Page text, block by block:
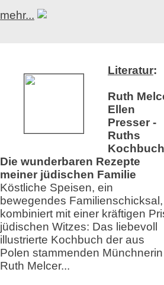
mehr...
Literatur:
Ruth
Ellen
Presser -
Ruths
Die wunderbaren Rezepte
meiner jüdischen Familie
Köstliche Speisen, ein
bewegendes Familienschicksal,
kombiniert mit einer kräftigen
jüdischen Witzes: Das liebevoll
illustrierte Kochbuch der aus
Polen stammenden Münchnerin
Ruth Melcer...